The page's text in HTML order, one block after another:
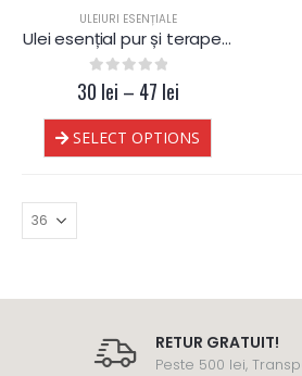
ULEIURI ESENȚIALE
Ulei esențial pur și terapeutic de Fenicul
0 out of 5
30 lei – 47 lei
SELECT OPTIONS
RETUR GRATUIT!
Peste 500 lei,